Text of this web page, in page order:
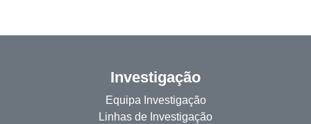
Investigação
Equipa Investigação
Linhas de Investigação